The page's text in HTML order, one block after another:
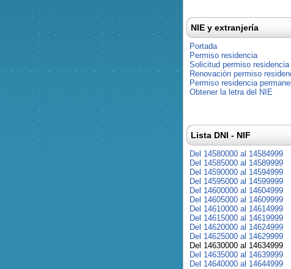
NIE y extranjería
Portada
Permiso residencia
Solicitud permiso residencia
Renovación permiso
Permiso residencia
Obtener la letra del NIE
Lista DNI - NIF
Del 14580000 al 14584999
Del 14585000 al 14589999
Del 14590000 al 14594999
Del 14595000 al 14599999
Del 14600000 al 14604999
Del 14605000 al 14609999
Del 14610000 al 14614999
Del 14615000 al 14619999
Del 14620000 al 14624999
Del 14625000 al 14629999
Del 14630000 al 14634999
Del 14635000 al 14639999
Del 14640000 al 14644999